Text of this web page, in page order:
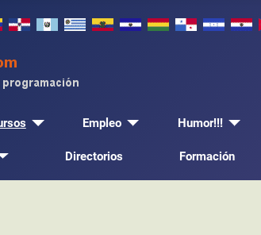
Empleo Humor!!!
Directorios Formación